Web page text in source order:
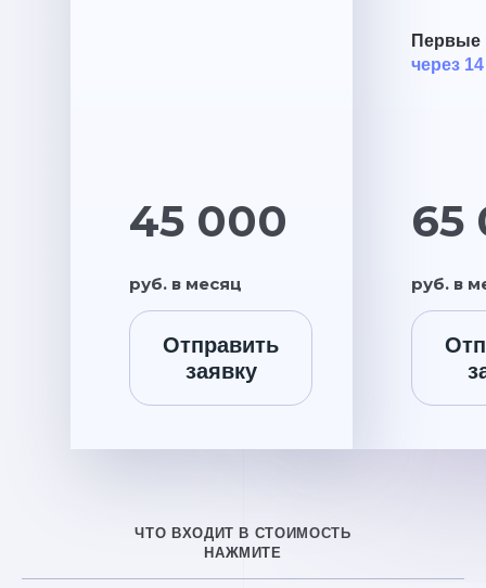
45 000
руб. в месяц
Отправить
заявку
Первые
через
65
руб. в
ЧТО ВХОДИТ В СТОИМОСТЬ
НАЖМИТЕ